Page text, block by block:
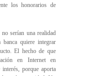
los honorarios de
serían una realidad
quiere integrar
El hecho de que
en Internet en
interés, porque aporta